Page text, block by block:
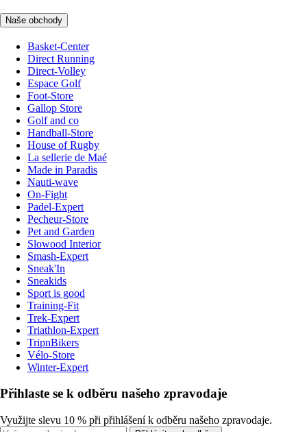
Naše obchody
Basket-Center
Direct Running
Direct-Volley
Espace Golf
Foot-Store
Gallop Store
Golf and co
Handball-Store
House of Rugby
La sellerie de Maé
Made in Paradis
Nauti-wave
On-Fight
Padel-Expert
Pecheur-Store
Pet and Garden
Slowood Interior
Smash-Expert
Sneak'In
Sneakids
Sport is good
Training-Fit
Trek-Expert
Triathlon-Expert
TripnBikers
Vélo-Store
Winter-Expert
Přihlaste se k odběru našeho zpravodaje
Využijte slevu 10 % při přihlášení k odběru našeho zpravodaje.